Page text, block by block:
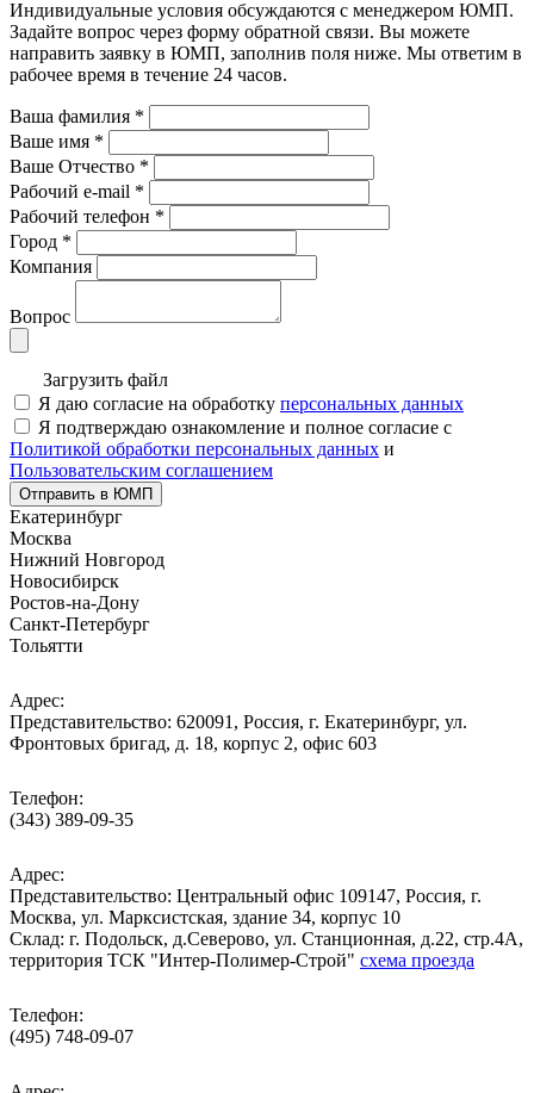
Индивидуальные условия обсуждаются с менеджером ЮМП.
Задайте вопрос через форму обратной связи. Вы можете
направить заявку в ЮМП, заполнив поля ниже. Mы ответим в
рабочее время в течение 24 часов.
Ваша фамилия *
Ваше имя *
Ваше Отчество *
Рабочий e-mail *
Рабочий телефон *
Город *
Компания
Вопрос
Загрузить файл
Я даю согласие на обработку персональных данных
Я подтверждаю ознакомление и полное согласие с
Политикой обработки персональных данных и
Пользовательским соглашением
Отправить в ЮМП
Екатеринбург
Москва
Нижний Новгород
Новосибирск
Ростов-на-Дону
Санкт-Петербург
Тольятти
Адрес:
Представительство: 620091, Россия, г. Екатеринбург, ул.
Фронтовых бригад, д. 18, корпус 2, офис 603
Телефон:
(343) 389-09-35
Адрес:
Представительство: Центральный офис 109147, Россия, г.
Москва, ул. Марксистская, здание 34, корпус 10
Cклад: г. Подольск, д.Северово, ул. Станционная, д.22, стр.4А,
территория ТСК "Интер-Полимер-Строй" схема проезда
Телефон:
(495) 748-09-07